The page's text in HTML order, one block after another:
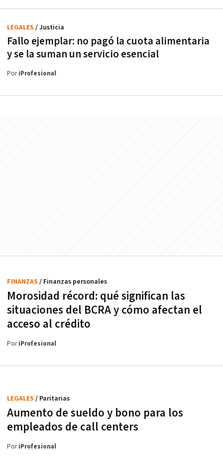
Fallo ejemplar: no pagó la cuota alimentaria
y se la suman un servicio esencial
LEGALES / Justicia
PoriProfesional
Morosidad récord: qué significan las
situaciones del BCRA y cómo afectan el
acceso al crédito
FINANZAS / Finanzas personales
PoriProfesional
Aumento de sueldo y bono para los
empleados de call centers
LEGALES / Paritarias
PoriProfesional